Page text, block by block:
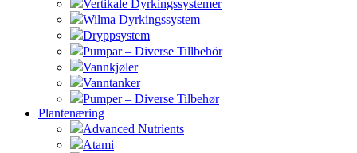
Vertikale Dyrkingssystemer
Wilma Dyrkingssystem
Dryppsystem
Pumpar – Diverse Tillbehör
Vannkjøler
Vanntanker
Pumper – Diverse Tilbehør
Plantenæring
Advanced Nutrients
Atami